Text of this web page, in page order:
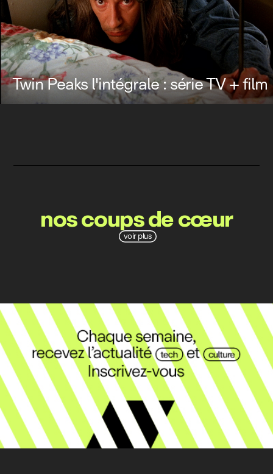
Twin Peaks l'intégrale : série TV + film
voir plus
nos coups de cœur